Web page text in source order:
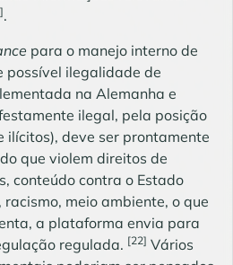
.
para o manejo interno de
possível ilegalidade de
na Alemanha e
ilegal, pela posição
deve ser prontamente
que violem direitos de
conteúdo contra o Estado
meio ambiente, o que
a plataforma envia para
regulada. [22] Vários